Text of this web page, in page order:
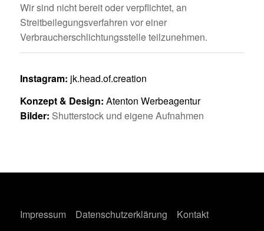
Wir sind nicht bereit oder verpflichtet, an
Streitbeilegungsverfahren vor einer
Verbraucherschlichtungsstelle teilzunehmen.
Instagram: jk.head.of.creation
Konzept & Design: Atenton Werbeagentur
Bilder: Shutterstock und eigene Aufnahmen
Impressum Datenschutzerklärung Kontakt